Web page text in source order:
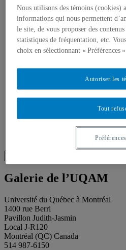
À propos des
À propos des Éditions
Actualités
À propos
Accessibilité
Contact
Proposition de projet
Salle de presse
Recherche placeholder
for:
Galerie de l’UQAM
Université du Québec à Montréal
1400 rue Berri
Pavillon Judith-Jasmin
Local J-R120
Montréal (QC) Canada
514 987-6150
Nous utilisons des témoins (cookies)
informations qui nous permettent
le site, de vous proposer des
statistiques de fréquentation, etc.
choix en sélectionnant « Préférences ».
Tout
Autoriser les
Préférences